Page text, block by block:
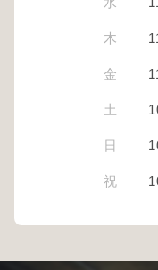
木
金
土
日
祝